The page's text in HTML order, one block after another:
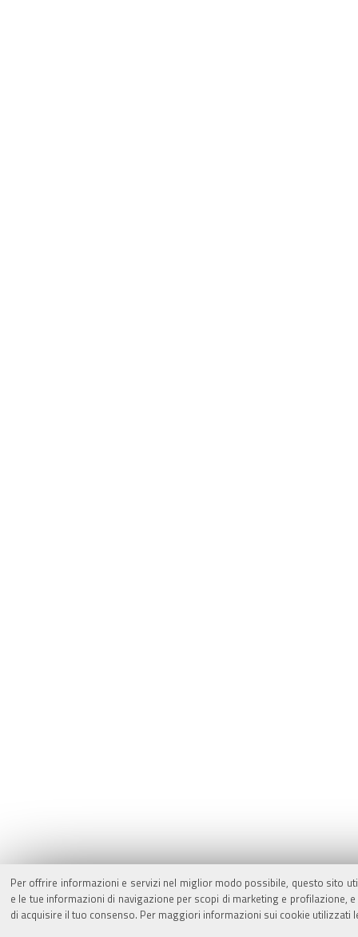
Per offrire informazioni e servizi nel miglior modo possibile, questo sito
e le tue informazioni di navigazione per scopi di marketing e
di acquisire il tuo consenso. Per maggiori informazioni sui cookie utilizzati